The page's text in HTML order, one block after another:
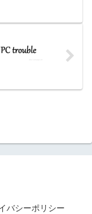
バシーポリシー